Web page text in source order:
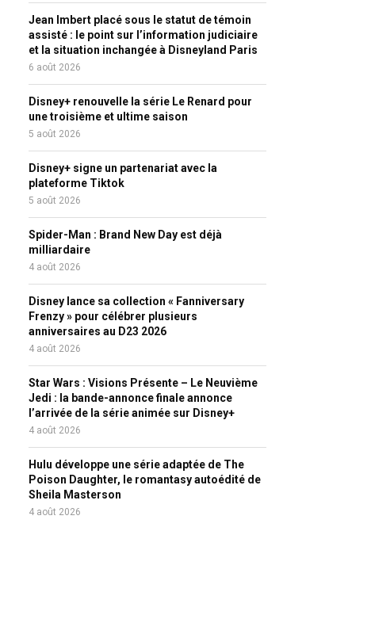
Jean Imbert placé sous le statut de témoin
assisté : le point sur l’information judiciaire
et la situation inchangée à Disneyland Paris
6 août 2026
Disney+ renouvelle la série Le Renard pour
une troisième et ultime saison
5 août 2026
Disney+ signe un partenariat avec la
plateforme Tiktok
5 août 2026
Spider-Man : Brand New Day est déjà
milliardaire
4 août 2026
Disney lance sa collection « Fanniversary
Frenzy » pour célébrer plusieurs
anniversaires au D23 2026
4 août 2026
Star Wars : Visions Présente – Le Neuvième
Jedi : la bande-annonce finale annonce
l’arrivée de la série animée sur Disney+
4 août 2026
Hulu développe une série adaptée de The
Poison Daughter, le romantasy autoédité de
Sheila Masterson
4 août 2026